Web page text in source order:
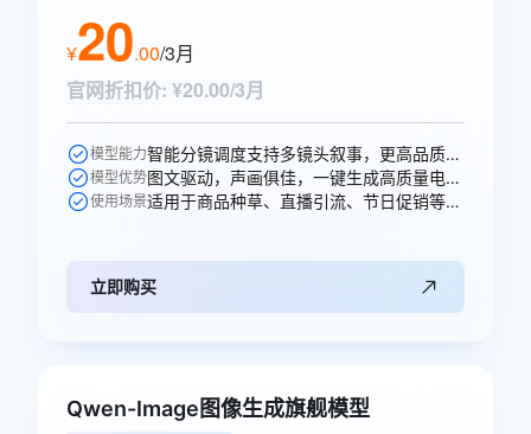
¥20.00/3月
官网折扣价: ¥20.00/3月
模型能力 智能分镜调度支持多镜头叙事，更高品质的声音生成，多人稳定对话。
模型优势 图文驱动，声画俱佳，一键生成高质量电商、广告场景视频。
使用场景 适用于商品种草、直播引流、节日促销等电商、广告、短剧视频创作场景。
立即购买
Qwen-Image图像生成旗舰模型